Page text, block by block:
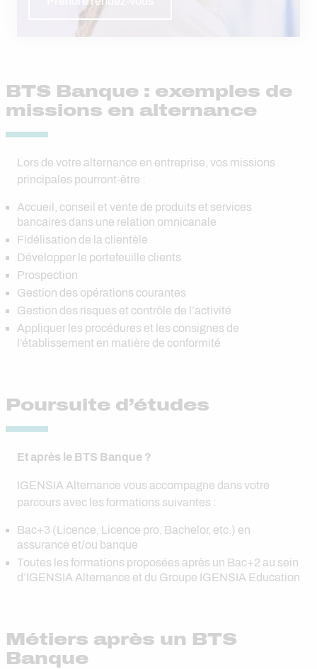
BTS Banque : exemples de
missions en alternance
Lors de votre alternance en entreprise, vos missions
principales pourront-être :
Accueil, conseil et vente de produits et services
bancaires dans une relation omnicanale
Fidélisation de la clientèle
Développer le portefeuille clients
Prospection
Gestion des opérations courantes
Gestion des risques et contrôle de l’activité
Appliquer les procédures et les consignes de
l’établissement en matière de conformité
Poursuite d’études
Et après le BTS Banque ?
IGENSIA Alternance vous accompagne dans votre
parcours avec les formations suivantes :
Bac+3 (Licence, Licence pro, Bachelor, etc.) en
assurance et/ou banque
Toutes les formations proposées après un Bac+2 au sein
d’IGENSIA Alternance et du Groupe IGENSIA Education
Métiers après un BTS
Banque